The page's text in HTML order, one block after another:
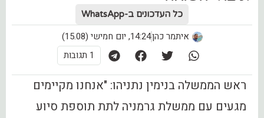
כל העדכונים ב-WhatsApp
איתמר כהן14:24, יום חמישי (15.08)
1 תגובות
ראש הממשלה בנימין נתניהו: "אנחנו מקיימים
מגעים עם ממשלת גרמניה לתת תוספת סיוע